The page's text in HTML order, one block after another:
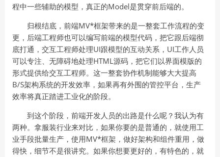
程中一些辅助的模型，真正的Model是贯穿前后端的。
归根结底，前端MV*框架带来的是一整套工作流程的变
更，后端工程师也可以编写前端的模型代码，把它跟后端彻
底打通，交互工程师处理UI跟模型的互动关系，UI工作人员
可以专注、无障碍地处理HTML源码，把它们以界面模版的
形式提供给交互工程师。这一整套协作机制能够大大提高
B/S架构系统的开发效率，如果再有外围的管控平台，生产
效率将真正踏进工业化的阶段。
到这个阶段，前端开发人员的出路是什么呢？我认为有
两种。拿服装行业来对比，如果你要的是普通的，就使用工
业手段批量生产，使用MV*框架，做好架构和组件重用，做
得快，细节不是很讲究。如果你想要更好的，有特色的，就